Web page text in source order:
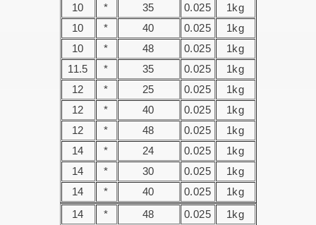
10
* 35 0.025
1kg
10
* 40 0.025
1kg
10
* 48 0.025
1kg
11.5
* 35 0.025
1kg
12
* 25 0.025
1kg
12
* 40 0.025
1kg
12
* 48 0.025
1kg
14
* 24 0.025
1kg
14
* 30 0.025
1kg
14
* 40 0.025
1kg
14
* 48 0.025 1kg